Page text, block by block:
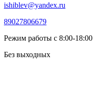
ishiblev@yandex.ru
89027806679
Режим работы с 8:00-18:00
Без выходных